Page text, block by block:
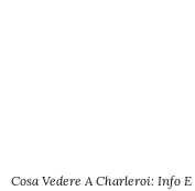
Cosa Vedere A Charleroi: Info E